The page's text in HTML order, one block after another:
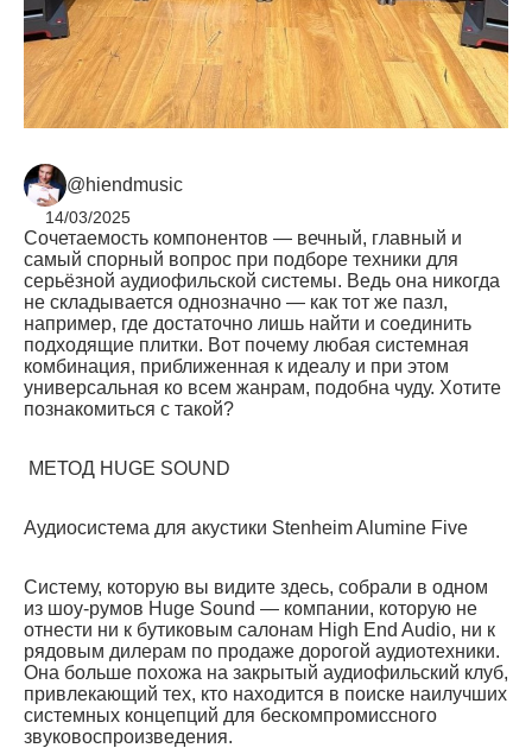
@hiendmusic
14/03/2025
Сочетаемость компонентов — вечный, главный и
самый спорный вопрос при подборе техники для
серьёзной аудиофильской системы. Ведь она никогда
не складывается однозначно — как тот же пазл,
например, где достаточно лишь найти и соединить
подходящие плитки. Вот почему любая системная
комбинация, приближенная к идеалу и при этом
универсальная ко всем жанрам, подобна чуду. Хотите
познакомиться с такой?
МЕТОД HUGE SOUND
Аудиосистема для акустики Stenheim Alumine Five
Систему, которую вы видите здесь, собрали в одном
из шоу-румов Huge Sound — компании, которую не
отнести ни к бутиковым салонам High End Audio, ни к
рядовым дилерам по продаже дорогой аудиотехники.
Она больше похожа на закрытый аудиофильский клуб,
привлекающий тех, кто находится в поиске наилучших
системных концепций для бескомпромиссного
звуковоспроизведения.